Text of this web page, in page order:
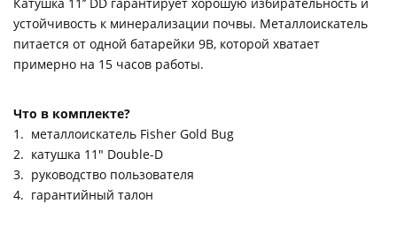
устойчивость к минерализации почвы. Металлоискатель
питается от одной батарейки 9В, которой хватает
примерно на 15 часов работы.
Что в комплекте?
1. металлоискатель Fisher Gold Bug
2. катушка 11" Double-D
3. руководство пользователя
4. гарантийный талон